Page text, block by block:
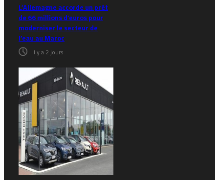
L’Allemagne accorde un prêt
de 66 millions d’euros pour
moderniser le secteur de
l’eau au Maroc
il y a 2 jours